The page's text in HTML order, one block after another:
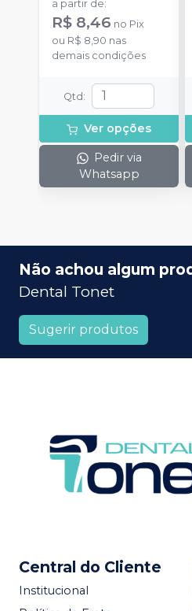
a partir de:
R$ 8,46 no Pix
ou R$ 8,90 nas
demais condições
Qtd :
Ver opções
Pedir via
Whatsapp
Não achou algum
Dental Tonet
Sugerir produtos
Central do Cliente
Institucional